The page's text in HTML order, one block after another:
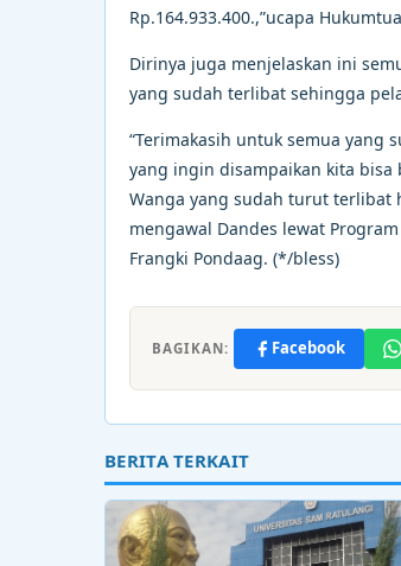
Rp.164.933.400.,”ucapa
Dirinya juga menjelaskan ini
yang sudah terlibat sehingga
“Terimakasih untuk semua yang
yang ingin disampaikan kita bisa
Wanga yang sudah turut terlibat
mengawal Dandes lewat
Frangki Pondaag. (*/bless)
BAGIKAN: Facebook
BERITA TERKAIT